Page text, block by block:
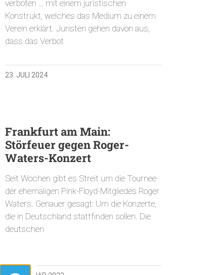
verboten … mit einem juristischen
Konstrukt, welches das Medium zu einem
Verein erklärt. Juristen gehen davon aus,
dass das Verbot
23. JULI 2024
Frankfurt am Main:
Störfeuer gegen Roger-
Waters-Konzert
Seit Wochen gibt es Streit um die Tournee
der ehemaligen Pink-Floyd-Mitgliedes Roger
Waters. Genauer gesagt: Um die Konzerte,
die in Deutschland stattfinden sollen. Die
deutschen